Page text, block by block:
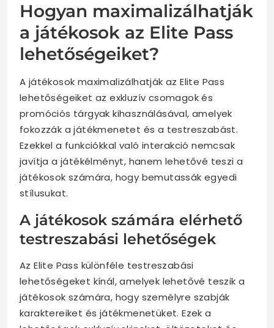
Hogyan maximalizálhatják
a játékosok az Elite Pass
lehetőségeiket?
A játékosok maximalizálhatják az Elite Pass
lehetőségeiket az exkluzív csomagok és
promóciós tárgyak kihasználásával, amelyek
fokozzák a játékmenetet és a testreszabást.
Ezekkel a funkciókkal való interakció nemcsak
javítja a játékélményt, hanem lehetővé teszi a
játékosok számára, hogy bemutassák egyedi
stílusukat.
A játékosok számára elérhető
testreszabási lehetőségek
Az Elite Pass különféle testreszabási
lehetőségeket kínál, amelyek lehetővé teszik a
játékosok számára, hogy személyre szabják
karaktereiket és játékmenetüket. Ezek a